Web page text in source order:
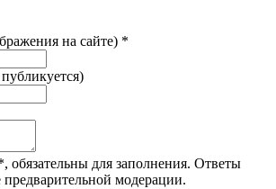
на сайте) *
, обязательны для заполнения. Ответы
модерации.